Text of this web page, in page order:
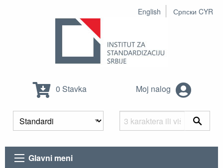
English Српски CYR
0 Stavka Moj nalog
Glavni meni